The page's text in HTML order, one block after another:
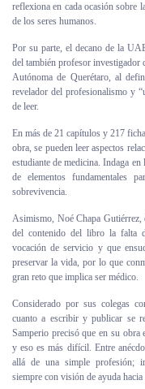
reflexiona en cada ocasión sobre
de los seres humanos.
Por su parte, el decano de la
del también profesor investigador
Autónoma de Querétaro, al
revelador del profesionalismo y
de leer.
En más de 21 capítulos y 217
obra, se pueden leer aspectos
estudiante de medicina. Indaga
de elementos fundamentales
sobrevivencia.
Asimismo, Noé Chapa
del contenido del libro la falta
vocación de servicio y que
preservar la vida, por lo que
gran reto que implica ser médico.
Considerado por sus colegas
cuanto a escribir y publicar se
Samperio precisó que en su
y eso es más difícil. Entre
allá de una simple profesión;
siempre con visión de ayuda hacia